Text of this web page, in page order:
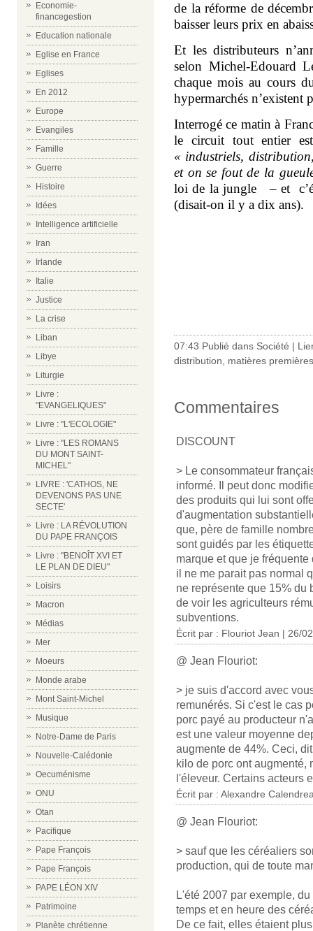
Economie-
financegestion
Education nationale
Eglise en France
Eglises
En 2012
Europe
Evangiles
Famille
Guerre
Histoire
Idées
Intelligence artificielle
Iran
Irlande
Italie
Justice
La crise
Liban
Libye
Liturgie
Livre :
"EVANGELIQUES"
Livre : "L'ECOLOGIE"
Livre : "LES ROMANS
DU MONT SAINT-
MICHEL"
LIVRE : 'CATHOS, NE
DEVENONS PAS UNE
SECTE'
Livre : LA RÉVOLUTION
DU PAPE FRANÇOIS
Livre : "BENOÎT XVI ET
LE PLAN DE DIEU"
Loisirs
Macron
Médias
Mer
Moeurs
Monde arabe
Mont Saint-Michel
Musique
Notre-Dame de Paris
Nouvelle-Calédonie
Oecuménisme
ONU
Otan
Pacifique
Pape François
Pape François
PAPE LÉON XIV
Patrimoine
Planète chrétienne
de la réforme de
baisser leurs prix en
Et les distributeurs
selon Michel-Edouard
chaque mois au cours
hypermarchés n’existent
Interrogé ce matin à
le circuit tout entier
« industriels,
et on se fout de la
loi de la jungle – et
(disait-on il y a dix ans).
07:43 Publié dans Société |
distribution
matières premières
Commentaires
DISCOUNT
> Le consommateur
informé. Il peut donc
des produits qui lui sont
d'augmentation
que, père de famille
sont guidés par les
marque et que je
il ne me parait pas normal
ne représente que 15% du
de voir les agriculteurs
subventions.
Écrit par : Flouriot Jean | 26/
@ Jean Flouriot:
> je suis d'accord avec
remunérés. Si c'est le cas
porc payé au producteur
est une valeur moyenne
augmente de 44%. Ceci,
kilo de porc ont augmenté,
l'éleveur. Certains acteurs
Écrit par : Alexandre
@ Jean Flouriot:
> sauf que les céréaliers
production, qui de toute
L'été 2007 par exemple,
temps et en heure des
De ce fait, elles étaient